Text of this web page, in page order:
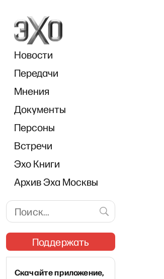
Новости
Передачи
Мнения
Документы
Персоны
Встречи
Эхо Книги
Архив Эха Москвы
Поддержать
Скачайте приложение,